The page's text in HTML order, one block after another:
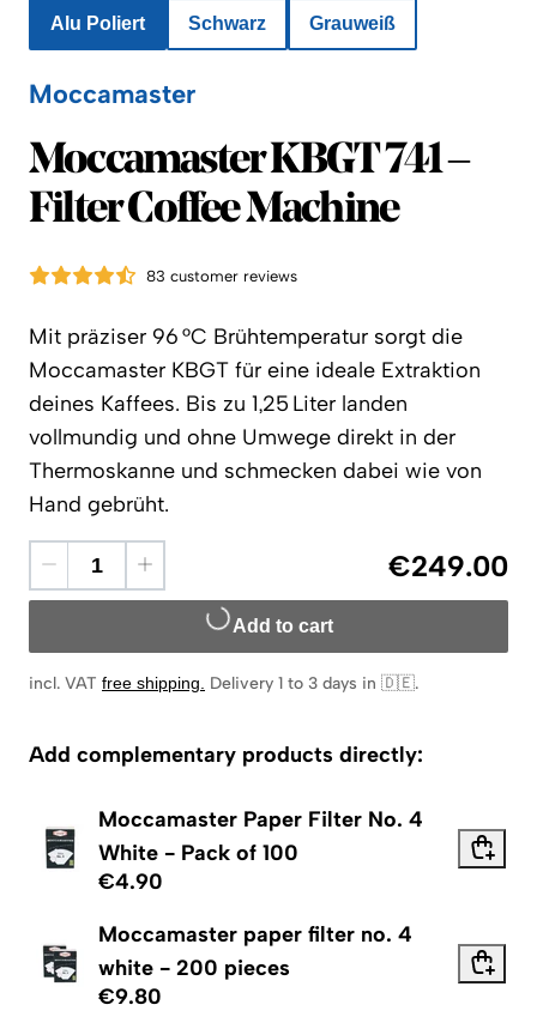
Alu Poliert Schwarz Grauweiß
Moccamaster
Moccamaster
Moccamaster KBGT 741 –
Filter Coffee Machine
83 customer reviews
Mit präziser 96 °C Brühtemperatur sorgt die
Moccamaster KBGT für eine ideale Extraktion
deines Kaffees. Bis zu 1,25 Liter landen
vollmundig und ohne Umwege direkt in der
Thermoskanne und schmecken dabei wie von
Hand gebrüht.
€249.00
Add to cart
incl. VAT free shipping. Delivery 1 to 3 days in 🇩🇪.
Add complementary products directly:
Moccamaster Paper Filter No. 4
White - Pack of 100
€4.90
Moccamaster paper filter no. 4
white - 200 pieces
€9.80